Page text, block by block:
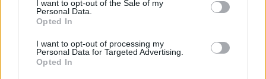
I want to opt-out of the Sale of my
Personal Data.
Opted In
I want to opt-out of processing my
Personal Data for Targeted Advertising.
Opted In
amik arról szóltak, hogy az úgynevezett
kiszolgáltatottságát, tanácstalanságát is
kihasználták.